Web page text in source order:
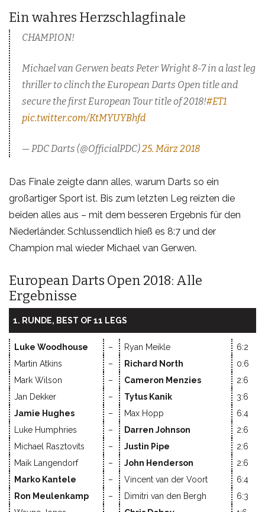
Ein wahres Herzschlagfinale
CHAMPION!
Michael van Gerwen beats Peter Wright 8-7 in a last leg
thriller to clinch the European Darts Open title and
secure the first European Tour title of 2018!#ET1
pic.twitter.com/KtMYUYBhfd
— PDC Darts (@OfficialPDC)25. März 2018
Das Finale zeigte dann alles, warum Darts so ein
großartiger Sport ist. Bis zum letzten Leg reizten die
beiden alles aus – mit dem besseren Ergebnis für den
Niederländer. Schlussendlich hieß es 8:7 und der
Champion mal wieder Michael van Gerwen.
European Darts Open 2018: Alle
Ergebnisse
1. RUNDE, BEST OF 11 LEGS
Luke Woodhouse – Ryan Meikle
6:2
Martin Atkins
– Richard North
0:6
Mark Wilson
– Cameron Menzies
2:6
Jan Dekker
– Tytus Kanik
3:6
Jamie Hughes
– Max Hopp
6:4
Luke Humphries
– Darren Johnson
2:6
Michael Rasztovits
– Justin Pipe
2:6
Maik Langendorf
– John Henderson
2:6
Marko Kantele
– Vincent van der Voort
6:4
Ron Meulenkamp
– Dimitri van den Bergh
6:3